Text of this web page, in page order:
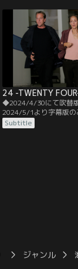
ャックはCTUのチーフ
官救出まで現場に戻り
される。
◆2024/4/30にて吹替版
2024/5/1より字幕版の
す。予めご了承くださ
1：00 P.M.-2：00 P.M.
Subtitle
ジャンル